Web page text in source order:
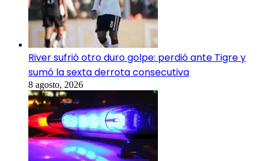
River sufrió otro duro golpe: perdió ante Tigre y
sumó la sexta derrota consecutiva
8 agosto, 2026